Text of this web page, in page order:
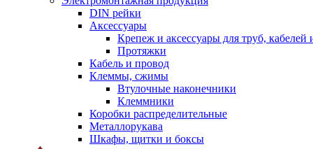
DIN рейки
Аксессуары
Крепеж и аксессуары для труб, кабелей
Протяжки
Кабель и провод
Клеммы, сжимы
Втулочные наконечники
Клеммники
Коробки распределительные
Металлорукава
Шкафы, щитки и боксы